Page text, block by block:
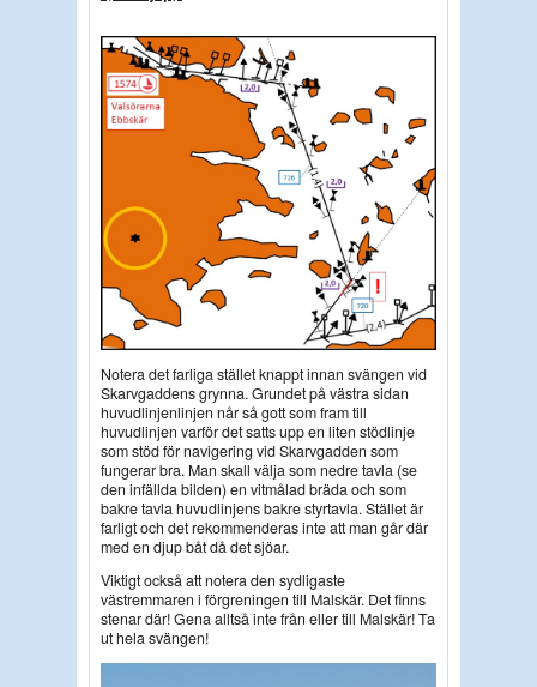
Notera det farliga stället knappt innan svängen vid
Skarvgaddens grynna. Grundet på västra sidan
huvudlinjenlinjen når så gott som fram till
huvudlinjen varför det satts upp en liten stödlinje
som stöd för navigering vid Skarvgadden som
fungerar bra. Man skall välja som nedre tavla (se
den infällda bilden) en vitmålad bräda och som
bakre tavla huvudlinjens bakre styrtavla. Stället är
farligt och det rekommenderas inte att man går där
med en djup båt då det sjöar.
Viktigt också att notera den sydligaste
västremmaren i förgreningen till Malskär. Det finns
stenar där! Gena alltså inte från eller till Malskär! Ta
ut hela svängen!